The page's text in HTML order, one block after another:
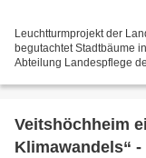
Leuchtturmprojekt der
begutachtet Stadtbäume
Abteilung Landespflege
Veitshöchheim
Klimawandels“